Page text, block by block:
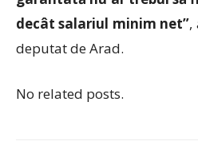
decât salariul minim net”,
deputat de Arad.
No related posts.